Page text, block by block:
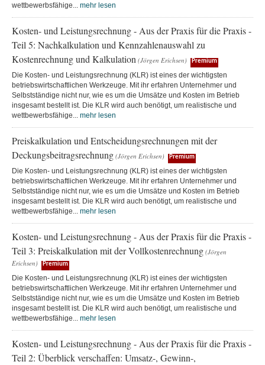
wettbewerbsfähige... mehr lesen
Kosten- und Leistungsrechnung - Aus der Praxis für die Praxis -
Teil 5: Nachkalkulation und Kennzahlenauswahl zu
Kostenrechnung und Kalkulation (Jörgen Erichsen) Premium
Die Kosten- und Leistungsrechnung (KLR) ist eines der wichtigsten
betriebswirtschaftlichen Werkzeuge. Mit ihr erfahren Unternehmer und
Selbstständige nicht nur, wie es um die Umsätze und Kosten im Betrieb
insgesamt bestellt ist. Die KLR wird auch benötigt, um realistische und
wettbewerbsfähige... mehr lesen
Preiskalkulation und Entscheidungsrechnungen mit der
Deckungsbeitragsrechnung (Jörgen Erichsen) Premium
Die Kosten- und Leistungsrechnung (KLR) ist eines der wichtigsten
betriebswirtschaftlichen Werkzeuge. Mit ihr erfahren Unternehmer und
Selbstständige nicht nur, wie es um die Umsätze und Kosten im Betrieb
insgesamt bestellt ist. Die KLR wird auch benötigt, um realistische und
wettbewerbsfähige... mehr lesen
Kosten- und Leistungsrechnung - Aus der Praxis für die Praxis -
Teil 3: Preiskalkulation mit der Vollkostenrechnung (Jörgen
Erichsen)
Premium
Die Kosten- und Leistungsrechnung (KLR) ist eines der wichtigsten
betriebswirtschaftlichen Werkzeuge. Mit ihr erfahren Unternehmer und
Selbstständige nicht nur, wie es um die Umsätze und Kosten im Betrieb
insgesamt bestellt ist. Die KLR wird auch benötigt, um realistische und
wettbewerbsfähige... mehr lesen
Kosten- und Leistungsrechnung - Aus der Praxis für die Praxis -
Teil 2: Überblick verschaffen: Umsatz-, Gewinn-,